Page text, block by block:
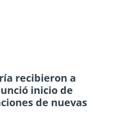
recibieron a
inicio de
de nuevas